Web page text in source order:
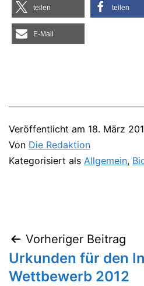
tei­len tei­len
E‑Mail
Veröffentlicht am 18. März
Von Die Redaktion
Kategorisiert als Allgemein,
Vorheriger Beitrag
Urkunden für den
Wettbewerb 2012